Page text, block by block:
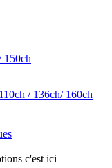
150ch
/ 136ch/ 160ch
c'est ici